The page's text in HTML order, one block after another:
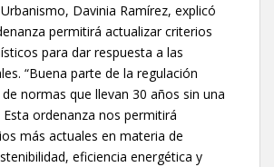
Davinia Ramírez, explicó
permitirá actualizar criterios
para dar respuesta a las
“Buena parte de la regulación
normas que llevan 30 años sin una
ordenanza nos permitirá
más actuales en materia de
eficiencia energética y